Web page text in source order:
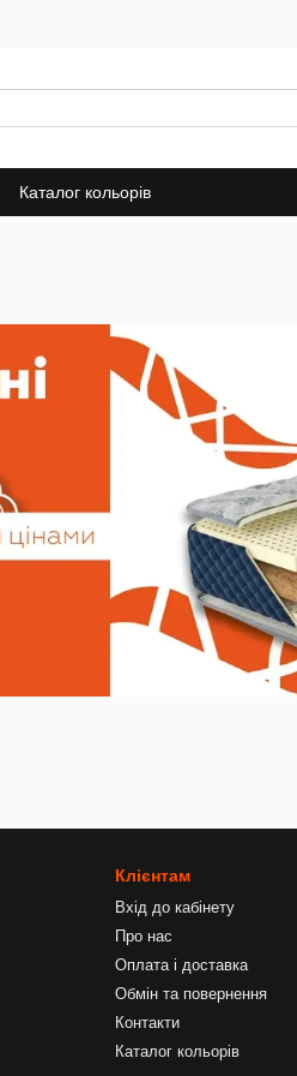
Каталог кольорів
Клієнтам
Вхід до кабінету
Про нас
Оплата і доставка
Обмін та повернення
Контакти
Каталог кольорів